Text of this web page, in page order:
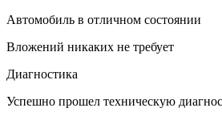
Автомобиль в отличном состоянии
Вложений никаких не требует
Диагностика
Успешно прошел техническую